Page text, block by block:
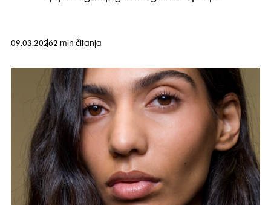
09.03.20262 min čitanja